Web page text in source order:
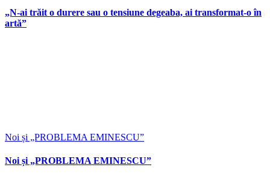
„N-ai trăit o durere sau o tensiune degeaba, ai transformat-o în
artă”
Noi și „PROBLEMA EMINESCU”
Noi și „PROBLEMA EMINESCU”